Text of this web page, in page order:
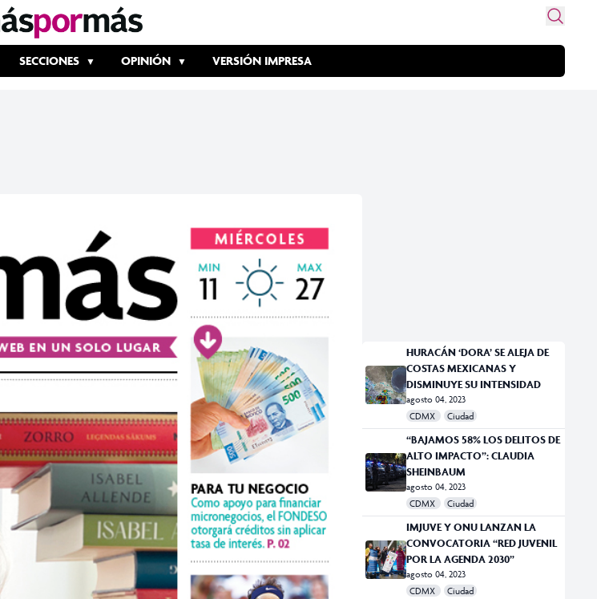
SECCIONES OPINIÓN VERSIÓN IMPRESA
HURACÁN ‘DORA’ SE ALEJA DE
COSTAS MEXICANAS Y
DISMINUYE SU INTENSIDAD
agosto 04, 2023
CDMX
Ciudad
“BAJAMOS 58% LOS DELITOS DE
ALTO IMPACTO”: CLAUDIA
SHEINBAUM
agosto 04, 2023
CDMX
Ciudad
IMJUVE Y ONU LANZAN LA
CONVOCATORIA “RED JUVENIL
POR LA AGENDA 2030”
agosto 04, 2023
CDMX
Ciudad